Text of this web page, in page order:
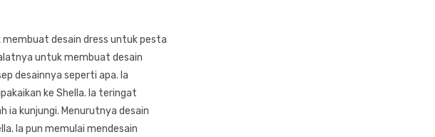
desain dress untuk pesta
untuk membuat desain
desainnya seperti apa. Ia
ke Shella. Ia teringat
ia kunjungi. Menurutnya desain
Ia pun memulai mendesain